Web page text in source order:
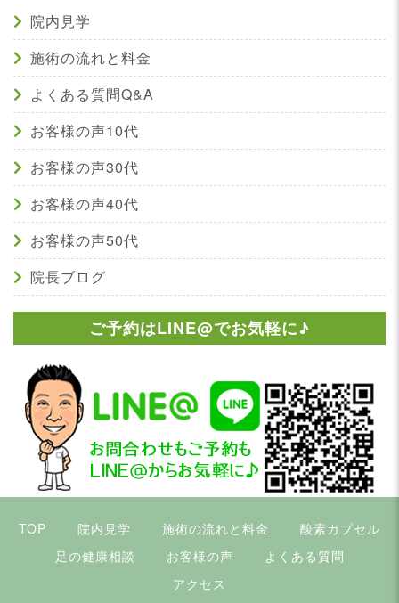
院内見学
施術の流れと料金
よくある質問Q&A
お客様の声10代
お客様の声30代
お客様の声40代
お客様の声50代
院長ブログ
ご予約はLINE@でお気軽に♪
TOP 院内見学 施術の流れと料金
酸素カプセル
足の健康相談
お客様の声
よくある質問
アクセス